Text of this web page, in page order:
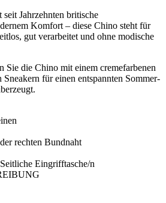
Jahrzehnten britische
Komfort – diese Chino steht für
gut verarbeitet und ohne modische
Sie die Chino mit einem cremefarbenen
für einen entspannten Sommer-
rechten Bundnaht
Eingrifftasche/n